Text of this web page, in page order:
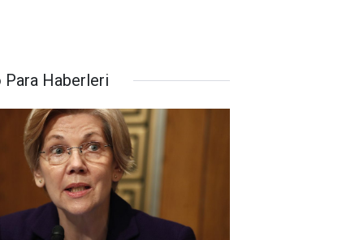
Para Haberleri